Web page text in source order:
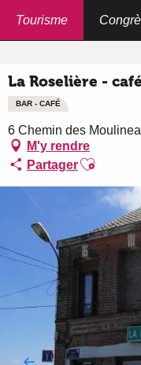
Tourisme
La Roselière -
BAR - CAFÉ
6 Chemin des
M'y rendre
PartagerAjouter